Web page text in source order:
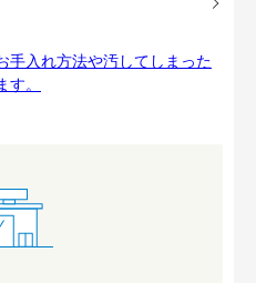
手入れ方法や汚してしまった
。